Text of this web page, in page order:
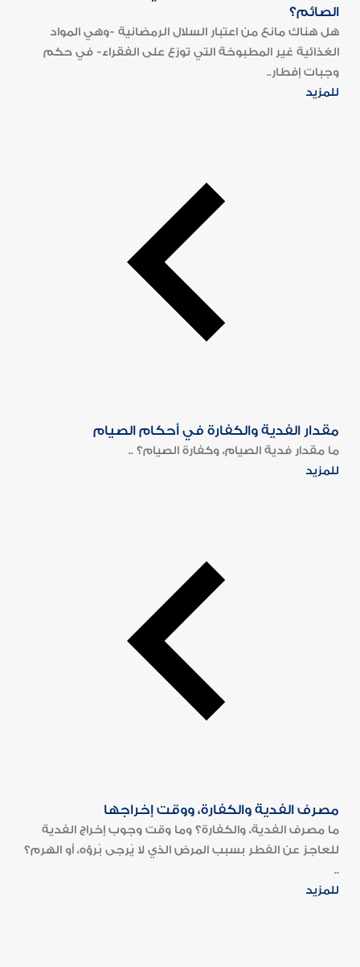
الصائم؟
هل هناك مانع من اعتبار السلال الرمضانية -وهي المواد
الغذائية غير المطبوخة التي توزع على الفقراء- في حكم
وجبات إفطار..
للمزيد
مقدار الفدية والكفارة في أحكام الصيام
ما مقدار فدية الصيام، وكفارة الصيام؟ ..
للمزيد
مصرف الفدية والكفارة، ووقت إخراجها
ما مصرف الفدية، والكفارة؟ وما وقت وجوب إخراج الفدية
للعاجز عن الفطر بسبب المرض الذي لا يُرجى بُرؤه، أو الهرم؟
..
للمزيد